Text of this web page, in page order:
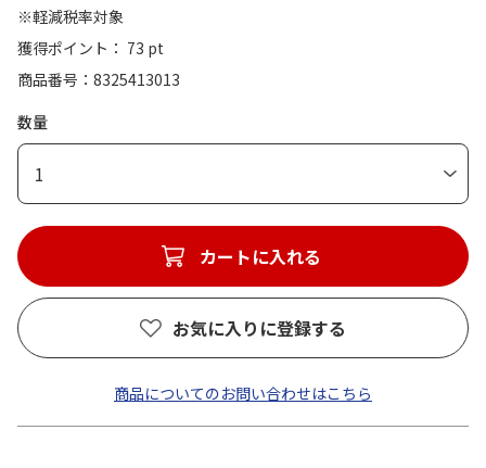
※軽減税率対象
獲得ポイント： 73 pt
商品番号
8325413013
数量
1
カートに入れる
お気に入りに登録する
商品についてのお問い合わせはこちら